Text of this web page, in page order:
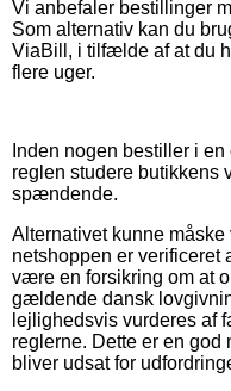
Vi anbefaler bestillinger
Som alternativ kan du
ViaBill, i tilfælde af at du
flere uger.
Inden nogen bestiller i
reglen studere butikkens
spændende.
Alternativet kunne
netshoppen er verificeret
være en forsikring om at
gældende dansk
lejlighedsvis vurderes af
reglerne. Dette er en
bliver udsat for